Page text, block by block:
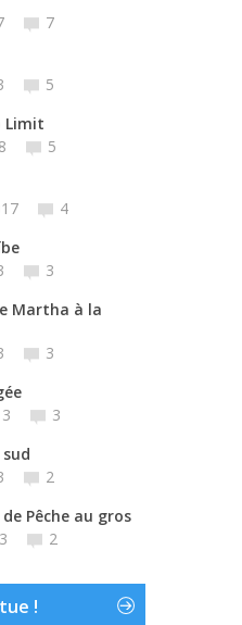
7
5
Limit
5
4
3
Martha à la
3
3
2
Pêche au gros
2
!